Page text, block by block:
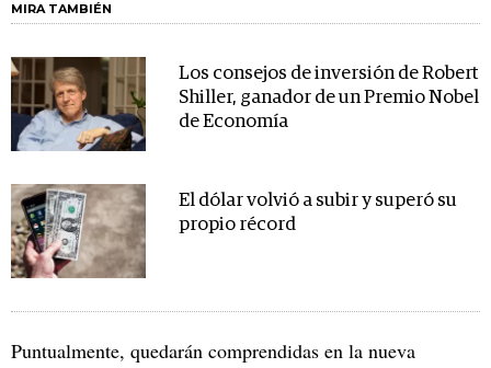
MIRA TAMBIÉN
Los consejos de inversión de Robert
Shiller, ganador de un Premio Nobel
de Economía
El dólar volvió a subir y superó su
propio récord
Puntualmente, quedarán comprendidas en la nueva